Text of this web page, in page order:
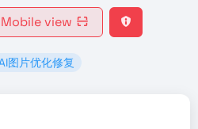
Mobile view
图片优化修复